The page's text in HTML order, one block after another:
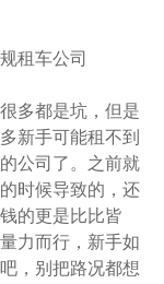
租车公司
多都是坑，但是
新手可能租不到
公司了。之前就
时候导致的，还
的更是比比皆
力而行，新手如
，别把路况都想